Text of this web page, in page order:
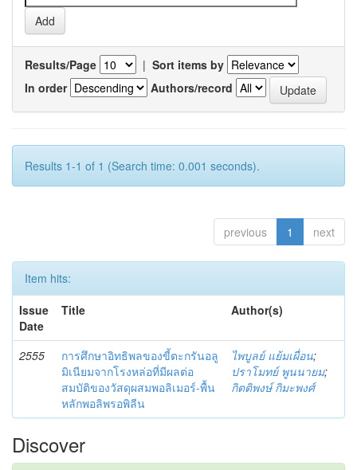
Results/Page | Sort items by
In order
Authors/record
Results 1-1 of 1 (Search time: 0.001 seconds).
previous 1 next
Item hits:
Issue
Date
Title Author(s)
2555
การศึกษาอิทธิพลของขี้ตะกรันอลู
มิเนียมจากโรงหล่อที่มีผลต่อ
สมบัติของวัสดุผสมพอลิเมอร์-พื้น
หลักพอลิพรอพิลีน
ไพบูลย์ แย้มเผื่อน;
ปราโมทย์ พูนนายม;
กิตติพงษ์ กิมะพงศ์
Discover